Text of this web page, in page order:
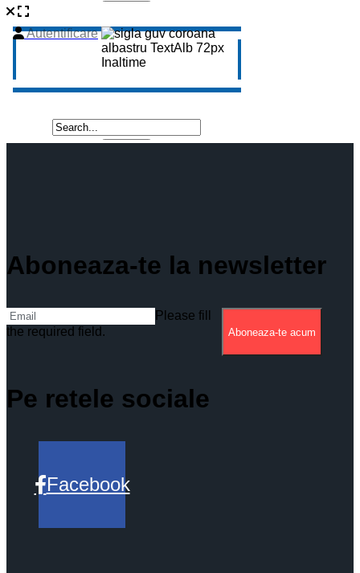
Aboneaza-te la newsletter
Please fill
the required field.
Aboneaza-te acum
Pe retele sociale
Facebook